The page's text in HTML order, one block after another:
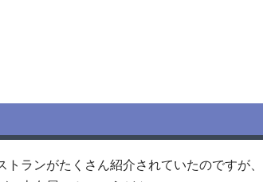
ランがたくさん紹介されていたのですが、